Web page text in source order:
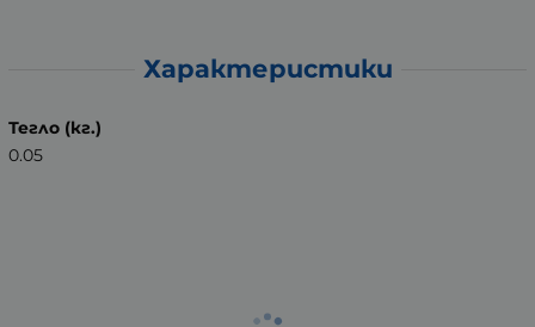
Характеристики
Тегло (кг.)
0.05